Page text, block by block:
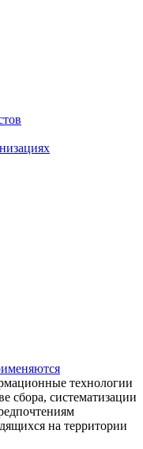
технологии
сбора, систематизации
на территории